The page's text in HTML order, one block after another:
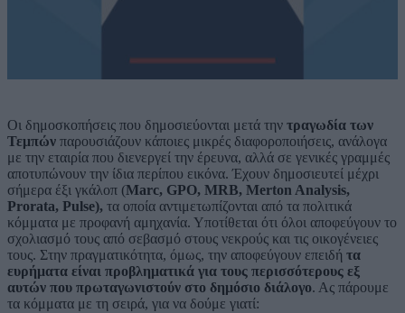
Οι δημοσκοπήσεις που δημοσιεύονται μετά την τραγωδία των
Τεμπών παρουσιάζουν κάποιες μικρές διαφοροποιήσεις, ανάλογα
με την εταιρία που διενεργεί την έρευνα, αλλά σε γενικές γραμμές
αποτυπώνουν την ίδια περίπου εικόνα. Έχουν δημοσιευτεί μέχρι
σήμερα έξι γκάλοπ (Marc, GPO, MRB, Merton Analysis,
Prorata, Pulse), τα οποία αντιμετωπίζονται από τα πολιτικά
κόμματα με προφανή αμηχανία. Υποτίθεται ότι όλοι αποφεύγουν το
σχολιασμό τους από σεβασμό στους νεκρούς και τις οικογένειες
τους. Στην πραγματικότητα, όμως, την αποφεύγουν επειδή τα
ευρήματα είναι προβληματικά για τους περισσότερους εξ
αυτών που πρωταγωνιστούν στο δημόσιο διάλογο. Ας πάρουμε
τα κόμματα με τη σειρά, για να δούμε γιατί: